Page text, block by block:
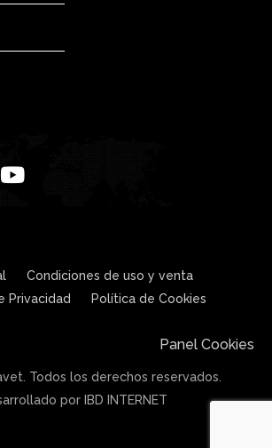
Condiciones de uso y venta
Privacidad
Política de Cookies
Panel Cookies
Todos los derechos reservados.
por IBD INTERNET